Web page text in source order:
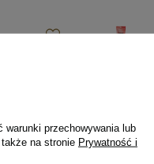
przed
Dolina
warunki przechowywania lub
na stronie Prywatność i